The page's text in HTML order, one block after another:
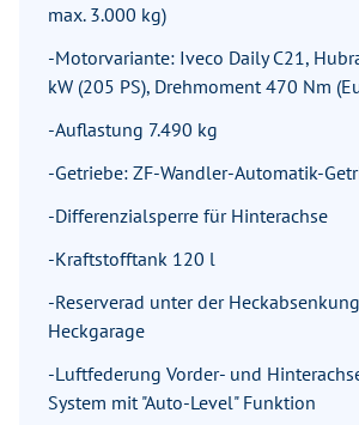
max. 3.000 kg)
-Motorvariante: Iveco Daily C21,
kW (205 PS), Drehmoment 470 Nm
-Auflastung 7.490 kg
-Getriebe: ZF-Wandler-Automatik-
-Differenzialsperre für Hinterachse
-Kraftstofftank 120 l
-Reserverad unter der
Heckgarage
-Luftfederung Vorder- und
System mit "Auto-Level" Funktion